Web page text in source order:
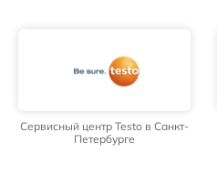
Сервисный центр Testo в Санкт-
Петербурге